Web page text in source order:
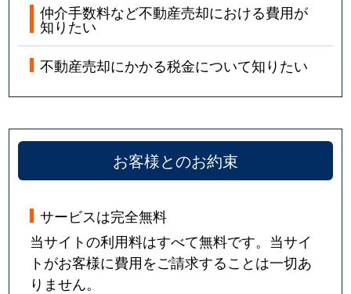
仲介手数料など不動産売却における費用が
知りたい
不動産売却にかかる税金について知りたい
お客様とのお約束
サービスは完全無料
当サイトの利用料はすべて無料です。当サイ
トがお客様に費用をご請求することは一切あ
りません。